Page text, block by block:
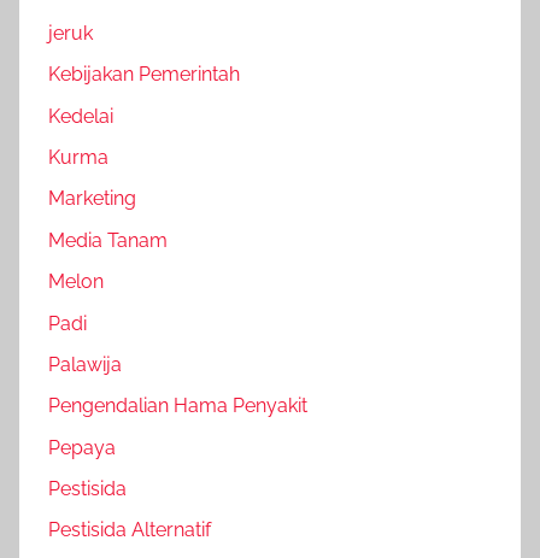
jeruk
Kebijakan Pemerintah
Kedelai
Kurma
Marketing
Media Tanam
Melon
Padi
Palawija
Pengendalian Hama Penyakit
Pepaya
Pestisida
Pestisida Alternatif